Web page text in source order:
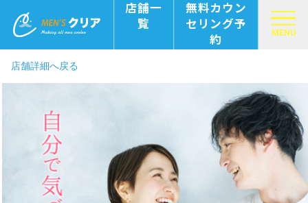
店舗一
覧
無料カウン
セリング予
約
MENU
店舗詳細へ戻る